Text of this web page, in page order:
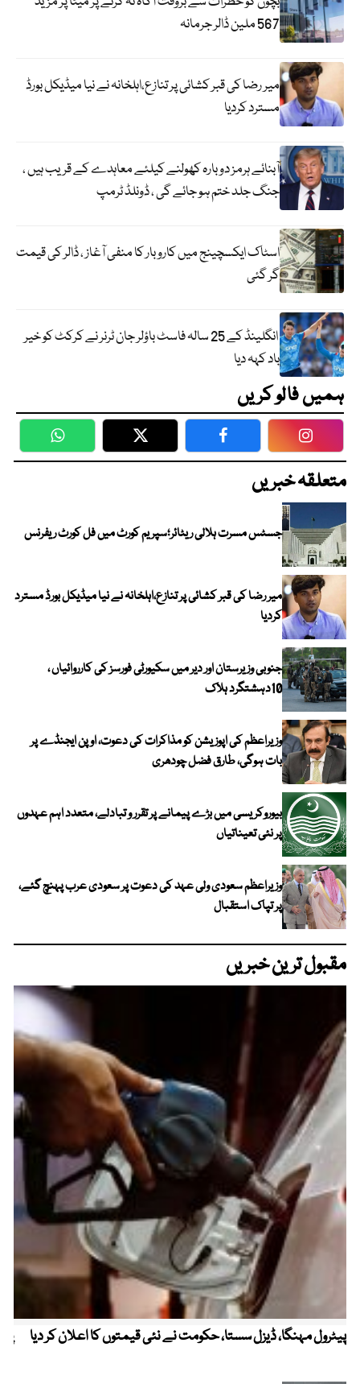
567 ملین ڈالر جرمانہ
میر رضا کی قبر کشائی پر تنازع،اہلخانہ نے نیا میڈیکل بورڈ
مسترد کردیا
آبنائے ہرمز دوبارہ کھولنے کیلئے معاہدے کے قریب ہیں ،
جنگ جلد ختم ہو جائے گی ، ڈونلڈ ٹرمپ
اسٹاک ایکسچینج میں کاروبار کا منفی آغاز ، ڈالر کی قیمت
گر گئی
انگلینڈ کے 25 سالہ فاسٹ باؤلر جان ٹرنر نے کرکٹ کو خیر
باد کہہ دیا
ہمیں فالو کریں
WhatsApp Twitter Facebook
متعلقہ خبریں
جسٹس مسرت ہلالی ریٹائر؛سپریم کورٹ میں فل کورٹ ریفرنس
میر رضا کی قبر کشائی پر تنازع،اہلخانہ نے نیا میڈیکل بورڈ مسترد
کردیا
جنوبی وزیرستان اور دیر میں سکیورٹی فورسز کی کارروائیاں ،
10دہشتگرد ہلاک
وزیراعظم کی اپوزیشن کو مذاکرات کی دعوت، اوپن ایجنڈے پر
بات ہوگی، طارق فضل چودھری
بیوروکریسی میں بڑے پیمانے پر تقرر و تبادلے، متعدد اہم عہدوں
پر نئی تعیناتیاں
وزیراعظم سعودی ولی عہد کی دعوت پر سعودی عرب پہنچ گئے،
پر تپاک استقبال
مقبول ترین خبریں
پیٹرول مہنگا، ڈیزل سستا، حکومت نے نئی قیمتوں کا اعلان کر دیا